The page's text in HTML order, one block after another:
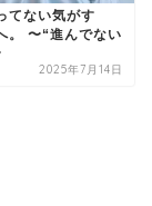
てない気がす
。 〜“進んでない
2025年7月14日